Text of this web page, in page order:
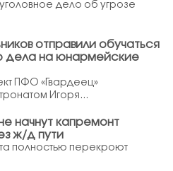
дело об угрозе
отправили обучаться
дела на юнармейские
ПФО «Гвардеец»
Игоря...
начнут капремонт
ж/д пути
полностью перекроют